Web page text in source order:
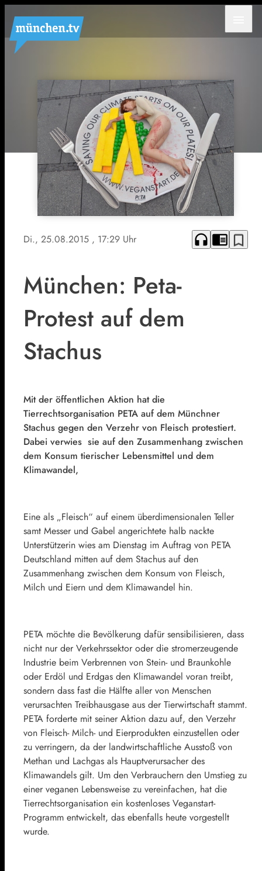
Di., 25.08.2015 , 17:29 Uhr headphones chrome_reader_mode bookmark_border
München: Peta-
Protest auf dem
Stachus
Mit der öffentlichen Aktion hat die
Tierrechtsorganisation PETA auf dem Münchner
Stachus gegen den Verzehr von Fleisch protestiert.
Dabei verwies sie auf den Zusammenhang zwischen
dem Konsum tierischer Lebensmittel und dem
Klimawandel,
Eine als „Fleisch“ auf einem überdimensionalen Teller
samt Messer und Gabel angerichtete halb nackte
Unterstützerin wies am Dienstag im Auftrag von PETA
Deutschland mitten auf dem Stachus auf den
Zusammenhang zwischen dem Konsum von Fleisch,
Milch und Eiern und dem Klimawandel hin.
PETA möchte die Bevölkerung dafür sensibilisieren, dass
nicht nur der Verkehrssektor oder die stromerzeugende
Industrie beim Verbrennen von Stein- und Braunkohle
oder Erdöl und Erdgas den Klimawandel voran treibt,
sondern dass fast die Hälfte aller von Menschen
verursachten Treibhausgase aus der Tierwirtschaft stammt.
PETA forderte mit seiner Aktion dazu auf, den Verzehr
von Fleisch- Milch- und Eierprodukten einzustellen oder
zu verringern, da der landwirtschaftliche Ausstoß von
Methan und Lachgas als Hauptverursacher des
Klimawandels gilt. Um den Verbrauchern den Umstieg zu
einer veganen Lebensweise zu vereinfachen, hat die
Tierrechtsorganisation ein kostenloses Veganstart-
Programm entwickelt, das ebenfalls heute vorgestellt
wurde.